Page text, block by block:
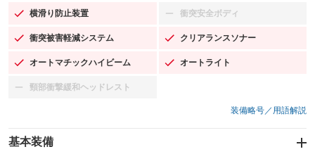
横滑り防止装置
：装備あり 衝突安全ボディ
：装備なし
衝突被害軽減システム
：装備あり クリアランスソナー
：装備あり
オートマチックハイビーム
：装備あり オートライト
：装備あり
頸部衝撃緩和ヘッドレスト
：装備なし
装備略号／用語解説
基本装備